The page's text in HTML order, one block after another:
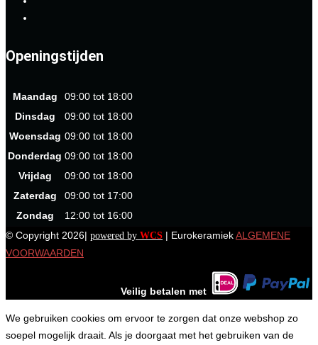
Openingstijden
Maandag
09:00 tot 18:00
Dinsdag
09:00 tot 18:00
Woensdag 09:00 tot 18:00
Donderdag 09:00 tot 18:00
Vrijdag
09:00 tot 18:00
Zaterdag
09:00 tot 17:00
Zondag
12:00 tot 16:00
© Copyright 2026| powered by WCS | EurokeramiekALGEMENE
VOORWAARDEN
Veilig betalen met
We gebruiken cookies om ervoor te zorgen dat onze webshop zo
soepel mogelijk draait. Als je doorgaat met het gebruiken van de